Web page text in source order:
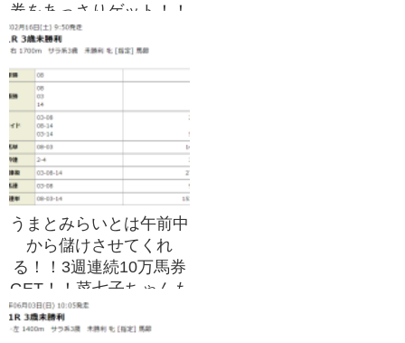
券をあっさりゲット！！
うまとみらいとは午前中
から儲けさせてくれ
る！！3週連続10万馬券
GET！！菜七子ちゃんも
良いが諭吉ちゃんはもっ
と好き！！